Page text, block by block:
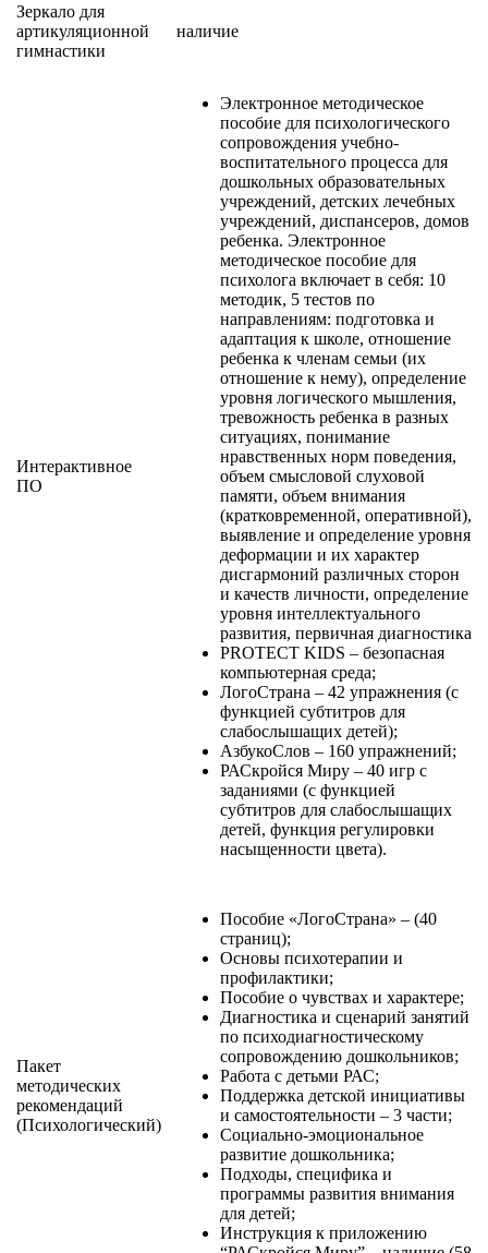
Зеркало для
артикуляционной
гимнастики
наличие
Интерактивное
ПО
Электронное методическое
пособие для психологического
сопровождения учебно-
воспитательного процесса для
дошкольных образовательных
учреждений, детских лечебных
учреждений, диспансеров, домов
ребенка. Электронное
методическое пособие для
психолога включает в себя: 10
методик, 5 тестов по
направлениям: подготовка и
адаптация к школе, отношение
ребенка к членам семьи (их
отношение к нему), определение
уровня логического мышления,
тревожность ребенка в разных
ситуациях, понимание
нравственных норм поведения,
объем смысловой слуховой
памяти, объем внимания
(кратковременной, оперативной),
выявление и определение уровня
деформации и их характер
дисгармоний различных сторон
и качеств личности, определение
уровня интеллектуального
развития, первичная диагностика
PROTECT KIDS – безопасная
компьютерная среда;
ЛогоСтрана – 42 упражнения (с
функцией субтитров для
слабослышащих детей);
АзбукоСлов – 160 упражнений;
РАСкройся Миру – 40 игр с
заданиями (с функцией
субтитров для слабослышащих
детей, функция регулировки
насыщенности цвета).
Пакет
методических
рекомендаций
(Психологический)
Пособие «ЛогоСтрана» – (40
страниц);
Основы психотерапии и
профилактики;
Пособие о чувствах и характере;
Диагностика и сценарий занятий
по психодиагностическому
сопровождению дошкольников;
Работа с детьми РАС;
Поддержка детской инициативы
и самостоятельности – 3 части;
Социально-эмоциональное
развитие дошкольника;
Подходы, специфика и
программы развития внимания
для детей;
Инструкция к приложению